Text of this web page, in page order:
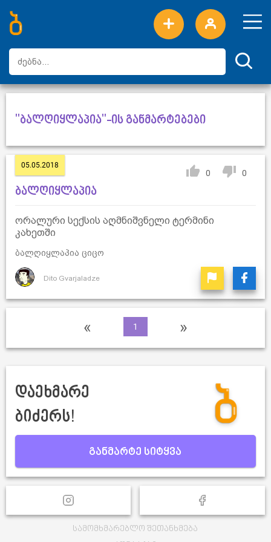
ახალი სიტყვები
ტოპ სიტყვები
დღის ტოპ სიტყვები
ტოპ მომხმარებლები
"ბალღიყლაპია"-ის განმარტებები
05.05.2018
0 0
ბალღიყლაპია
ორალური სექსის აღმნიშვნელი ტერმინი
კახეთში
ბალღიყლაპია ციცო
Dito Gvarjaladze
« 1 »
დაეხმარე
ბიძერს!
განმარტე სიტყვა
სამომხმარებლო შეთანხმება